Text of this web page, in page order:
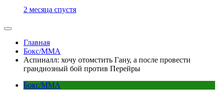
2 месяца спустя
Главная
Бокс/MMA
Аспиналл: хочу отомстить Гану, а после провести
грандиозный бой против Перейры
Бокс/MMA